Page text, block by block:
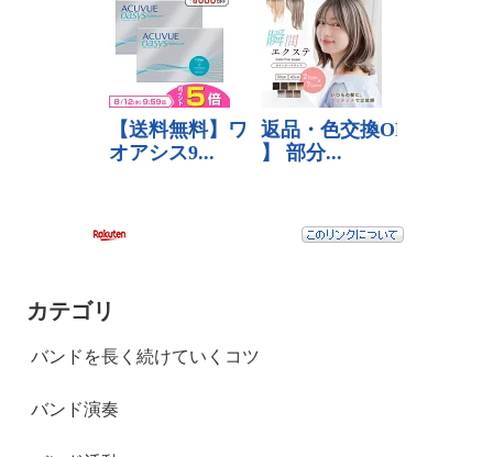
カテゴリ
バンドを長く続けていくコツ
バンド演奏